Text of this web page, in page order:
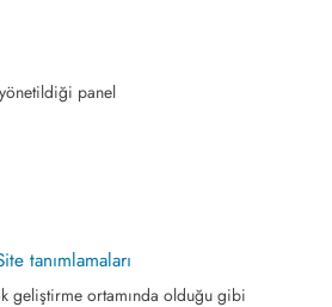
panel
tanımlamaları
geliştirme ortamında olduğu gibi